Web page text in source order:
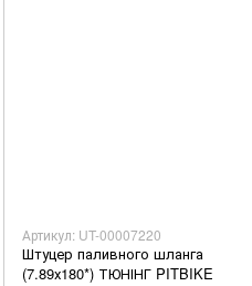
Артикул: UT-00007220
Штуцер паливного шланга
(7.89х180*) ТЮНІНГ PITBIKE